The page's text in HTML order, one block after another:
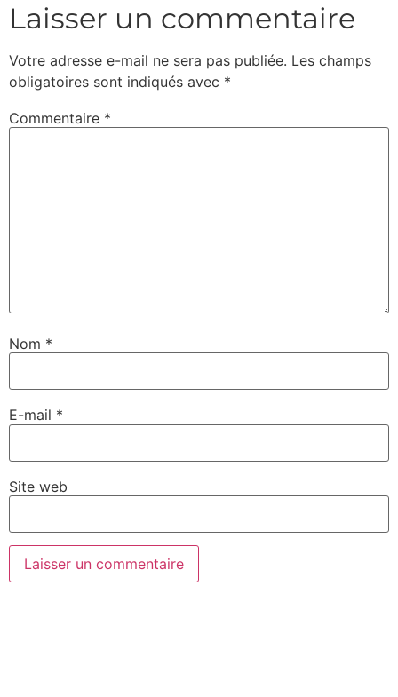
Laisser un commentaire
Votre adresse e-mail ne sera pas publiée. Les champs
obligatoires sont indiqués avec *
Commentaire *
Nom *
E-mail *
Site web